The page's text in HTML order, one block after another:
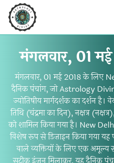
मंगलवार, 01
मंगलवार, 01 मई 2018 के लिए
दैनिक पंचांग, जो Astrology
ज्योतिषीय मार्गदर्शक का दर्शन
तिथि (चंद्रमा का दिन), नक्षत्र
को शामिल किया गया है। New
विशेष रूप से डिज़ाइन किया गया
वाले व्यक्तियों के लिए एक
सटीक इंजन मिलाकर, यह दैनिक